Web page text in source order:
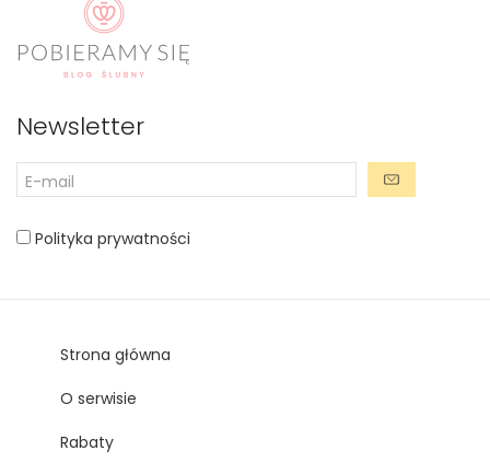
Newsletter
Polityka prywatności
Strona główna
O serwisie
Rabaty